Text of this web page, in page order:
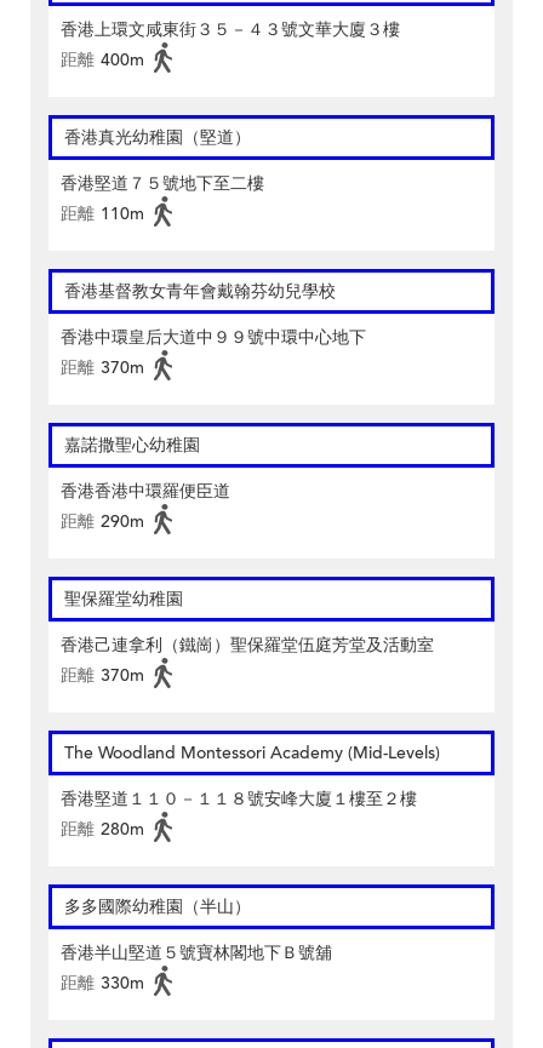
香港上環文咸東街３５－４３號文華大廈３樓
距離 400m
香港真光幼稚園（堅道）
香港堅道７５號地下至二樓
距離 110m
香港基督教女青年會戴翰芬幼兒學校
香港中環皇后大道中９９號中環中心地下
距離 370m
嘉諾撒聖心幼稚園
香港香港中環羅便臣道
距離 290m
聖保羅堂幼稚園
香港己連拿利（鐵崗）聖保羅堂伍庭芳堂及活動室
距離 370m
The Woodland Montessori Academy (Mid-Levels)
香港堅道１１０－１１８號安峰大廈１樓至２樓
距離 280m
多多國際幼稚園（半山）
香港半山堅道５號寶林閣地下Ｂ號舖
距離 330m